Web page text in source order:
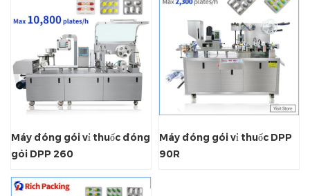
Máy đóng gói vỉ thuốc đóng
gói DPP 260
Máy đóng gói vỉ thuốc DPP
90R